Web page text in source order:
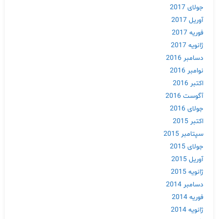
جولای 2017
آوریل 2017
فوریه 2017
ژانویه 2017
دسامبر 2016
نوامبر 2016
اکتبر 2016
آگوست 2016
جولای 2016
اکتبر 2015
سپتامبر 2015
جولای 2015
آوریل 2015
ژانویه 2015
دسامبر 2014
فوریه 2014
ژانویه 2014